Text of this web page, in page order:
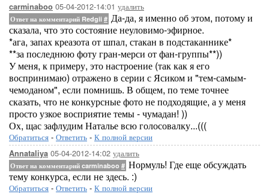
carminaboo 05-04-2012-14:01 удалить
Ответ на комментарий Redgii # Да-да, я именно об этом, потому и
сказала, что это состояние неуловимо-эфирное.
*ага, запах креазота от шпал, стакан в подстаканнике*
**за последнюю фоту гран-мерси от фан-группы**))
У меня, к примеру, это настроение (так как я его
воспринимаю) отражено в серии с Ясиком и "тем-самым-
чемоданом", если помнишь. В общем, по теме точнее
сказать, что не конкурсные фото не подходящие, а у меня
просто узкое восприятие темы - чумадан! ))
Ох, щас зафлудим Наталье всю голосовалку...(((
Обратиться - Ответить - К полной версии
Annataliya 05-04-2012-14:02 удалить
Ответ на комментарий carminaboo # Нормуль! Где еще обсуждать
тему конкурса, если не здесь. :)
Обратиться - Ответить - К полной версии